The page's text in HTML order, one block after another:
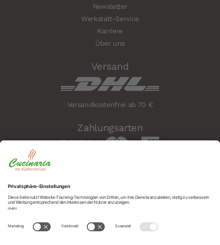
Newsletter
Werkstatt-Service
Karriere
Über uns
Versand
Versandkostenfrei ab 70 €
Zahlungsarten
Sicherheit